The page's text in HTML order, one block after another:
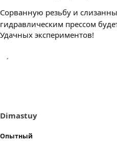
Сорванную резьбу и
гидравлическим прессом
Удачных экспериментов!
Dimastuy
Опытный